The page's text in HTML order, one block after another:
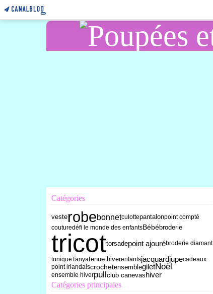
Catégories
vesterobebonnetculottepantalonpoint compté
couturedéfi le monde des enfantsBébébroderie
tricottorsadepoint ajourébroderie diamant
tuniqueTanyatenue hiverenfantsjacquardjupecadeaux
point irlandaiscrochetensemblegiletNoël
ensemble hiverpullclub canevas hiver
Catégories principales